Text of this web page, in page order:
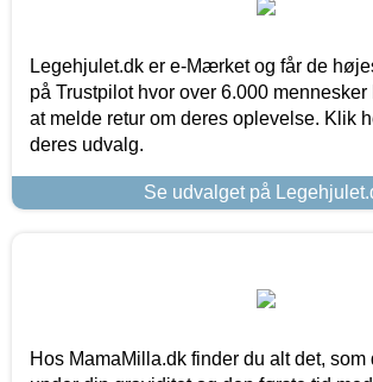
Legehjulet.dk er e-Mærket og får de
på Trustpilot hvor over 6.000 mennesker
at melde retur om deres oplevelse. Klik
deres udvalg.
Se udvalget på
Hos MamaMilla.dk finder du alt det, som